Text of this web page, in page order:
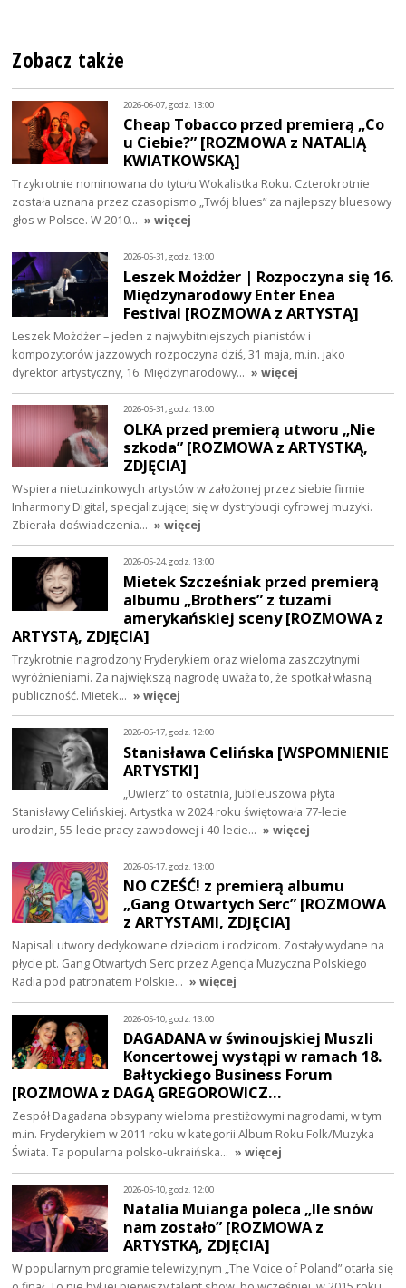
Zobacz także
2026-06-07, godz. 13:00
Cheap Tobacco przed premierą „Co
u Ciebie?” [ROZMOWA z NATALIĄ
KWIATKOWSKĄ]
Trzykrotnie nominowana do tytułu Wokalistka Roku. Czterokrotnie
została uznana przez czasopismo „Twój blues” za najlepszy bluesowy
głos w Polsce. W 2010… » więcej
2026-05-31, godz. 13:00
Leszek Możdżer | Rozpoczyna się 16.
Międzynarodowy Enter Enea
Festival [ROZMOWA z ARTYSTĄ]
Leszek Możdżer – jeden z najwybitniejszych pianistów i
kompozytorów jazzowych rozpoczyna dziś, 31 maja, m.in. jako
dyrektor artystyczny, 16. Międzynarodowy… » więcej
2026-05-31, godz. 13:00
OLKA przed premierą utworu „Nie
szkoda” [ROZMOWA z ARTYSTKĄ,
ZDJĘCIA]
Wspiera nietuzinkowych artystów w założonej przez siebie firmie
Inharmony Digital, specjalizującej się w dystrybucji cyfrowej muzyki.
Zbierała doświadczenia… » więcej
2026-05-24, godz. 13:00
Mietek Szcześniak przed premierą
albumu „Brothers” z tuzami
amerykańskiej sceny [ROZMOWA z
ARTYSTĄ, ZDJĘCIA]
Trzykrotnie nagrodzony Fryderykiem oraz wieloma zaszczytnymi
wyróżnieniami. Za największą nagrodę uważa to, że spotkał własną
publiczność. Mietek… » więcej
2026-05-17, godz. 12:00
Stanisława Celińska [WSPOMNIENIE
ARTYSTKI]
„Uwierz” to ostatnia, jubileuszowa płyta
Stanisławy Celińskiej. Artystka w 2024 roku świętowała 77-lecie
urodzin, 55-lecie pracy zawodowej i 40-lecie… » więcej
2026-05-17, godz. 13:00
NO CZEŚĆ! z premierą albumu
„Gang Otwartych Serc” [ROZMOWA
z ARTYSTAMI, ZDJĘCIA]
Napisali utwory dedykowane dzieciom i rodzicom. Zostały wydane na
płycie pt. Gang Otwartych Serc przez Agencja Muzyczna Polskiego
Radia pod patronatem Polskie… » więcej
2026-05-10, godz. 13:00
DAGADANA w świnoujskiej Muszli
Koncertowej wystąpi w ramach 18.
Bałtyckiego Business Forum
[ROZMOWA z DAGĄ GREGOROWICZ…
Zespół Dagadana obsypany wieloma prestiżowymi nagrodami, w tym
m.in. Fryderykiem w 2011 roku w kategorii Album Roku Folk/Muzyka
Świata. Ta popularna polsko-ukraińska… » więcej
2026-05-10, godz. 12:00
Natalia Muianga poleca „Ile snów
nam zostało” [ROZMOWA z
ARTYSTKĄ, ZDJĘCIA]
W popularnym programie telewizyjnym „The Voice of Poland” otarła się